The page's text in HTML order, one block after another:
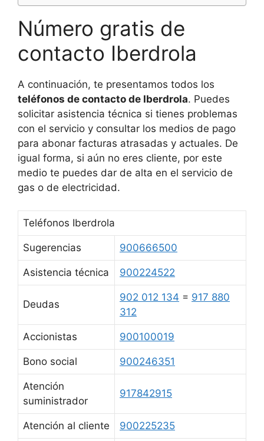
Número gratis de
contacto Iberdrola
A continuación, te presentamos todos los
teléfonos de contacto de Iberdrola. Puedes
solicitar asistencia técnica si tienes problemas
con el servicio y consultar los medios de pago
para abonar facturas atrasadas y actuales. De
igual forma, si aún no eres cliente, por este
medio te puedes dar de alta en el servicio de
gas o de electricidad.
Teléfonos Iberdrola
Sugerencias 900666500
Asistencia técnica 900224522
Deudas
902 012 134 = 917 880
312
Accionistas 900100019
Bono social 900246351
Atención
suministrador
917842915
Atención al cliente 900225235